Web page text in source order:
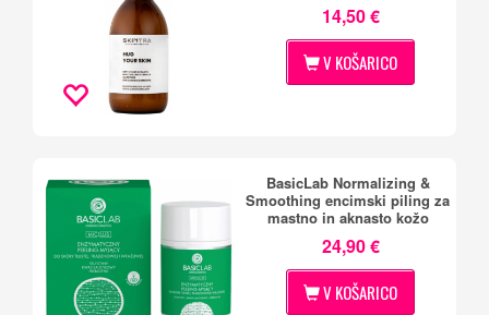
14,50 €
V KOŠARICO
BasicLab Normalizing &
Smoothing encimski piling za
mastno in aknasto kožo
24,90 €
V KOŠARICO